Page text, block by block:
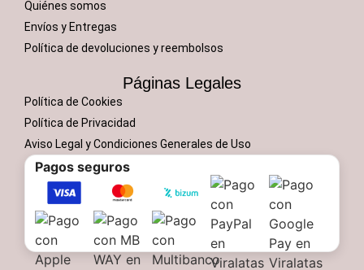
Quiénes somos
Envíos y Entregas
Política de devoluciones y reembolsos
Páginas Legales
Política de Cookies
Política de Privacidad
Aviso Legal y Condiciones Generales de Uso
Pagos seguros